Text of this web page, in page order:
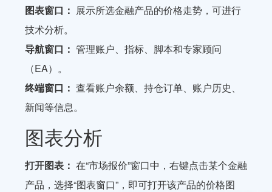
图表窗口： 展示所选金融产品的价格走势，可进行
技术分析。
导航窗口： 管理账户、指标、脚本和专家顾问
（EA）。
终端窗口： 查看账户余额、持仓订单、账户历史、
新闻等信息。
图表分析
打开图表： 在“市场报价”窗口中，右键点击某个金融
产品，选择“图表窗口”，即可打开该产品的价格图